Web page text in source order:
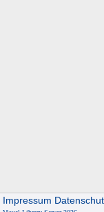
Impressum